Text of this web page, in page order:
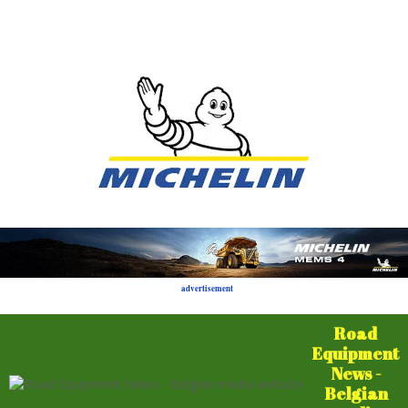
advertisement
Road
Equipment
News -
Belgian